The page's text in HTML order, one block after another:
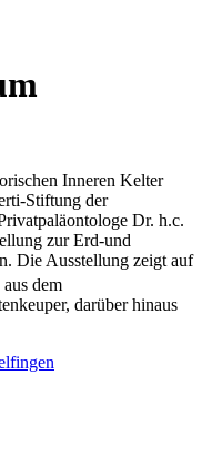
Inneren Kelter
Stiftung der
Dr. h.c.
zur Erd-und
Die Ausstellung zeigt auf
dem
darüber hinaus